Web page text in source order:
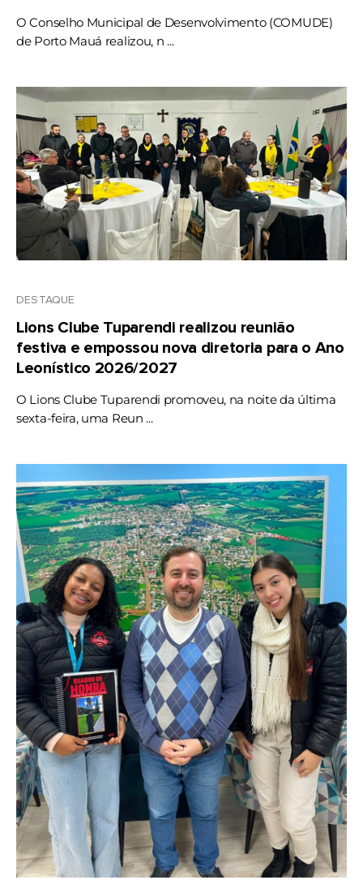
O Conselho Municipal de Desenvolvimento (COMUDE)
de Porto Mauá realizou, n ...
DESTAQUE
Lions Clube Tuparendi realizou reunião
festiva e empossou nova diretoria para o Ano
Leonístico 2026/2027
O Lions Clube Tuparendi promoveu, na noite da última
sexta-feira, uma Reun ...